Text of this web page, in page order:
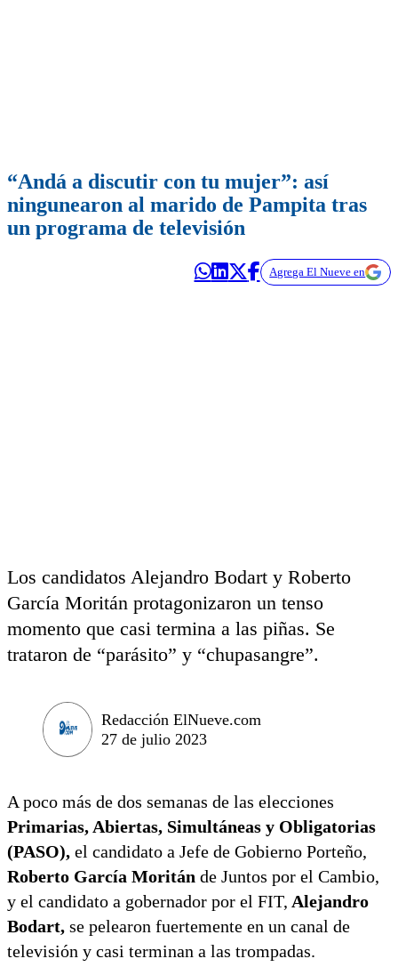
“Andá a discutir con tu mujer”: así
ningunearon al marido de Pampita tras
un programa de televisión
Agrega El Nueve en
Los candidatos Alejandro Bodart y Roberto
García Moritán protagonizaron un tenso
momento que casi termina a las piñas. Se
trataron de “parásito” y “chupasangre”.
Redacción ElNueve.com
27 de julio 2023
A poco más de dos semanas de las elecciones
Primarias, Abiertas, Simultáneas y Obligatorias
(PASO), el candidato a Jefe de Gobierno Porteño,
Roberto García Moritán de Juntos por el Cambio,
y el candidato a gobernador por el FIT, Alejandro
Bodart, se pelearon fuertemente en un canal de
televisión y casi terminan a las trompadas.